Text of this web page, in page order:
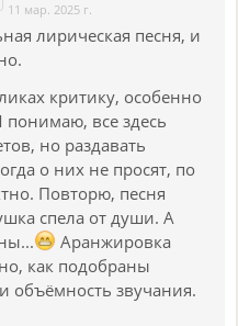
11 мар. 2025 г.
лирическая песня, и
критику, особенно
понимаю, все здесь
но раздавать
о них не просят, по
Повторю, песня
спела от души. А
Аранжировка
как подобраны
объёмность звучания.